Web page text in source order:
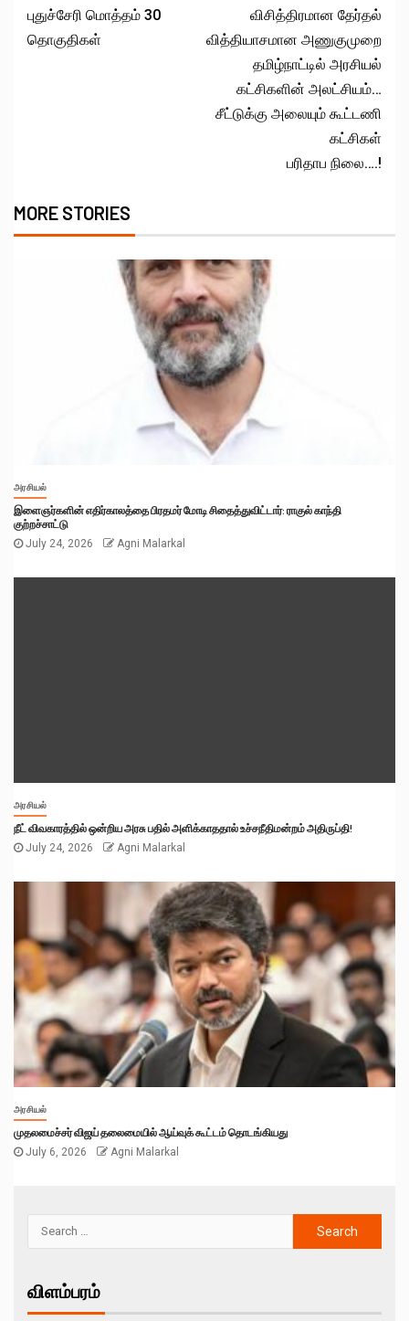
புதுச்சேரி மொத்தம் 30
தொகுதிகள்
விசித்திரமான தேர்தல்
வித்தியாசமான அணுகுமுறை
தமிழ்நாட்டில் அரசியல்
கட்சிகளின் அலட்சியம்…
சீட்டுக்கு அலையும் கூட்டணி
கட்சிகள்
பரிதாப நிலை….!
MORE STORIES
அரசியல்
இளைஞர்களின் எதிர்காலத்தை பிரதமர் மோடி சிதைத்துவிட்டார்: ராகுல் காந்தி
குற்றச்சாட்டு
July 24, 2026
Agni Malarkal
அரசியல்
நீட் விவகாரத்தில் ஒன்றிய அரசு பதில் அளிக்காததால் உச்சநீதிமன்றம் அதிருப்தி!
July 24, 2026
Agni Malarkal
அரசியல்
முதலமைச்சர் விஜய் தலைமையில் ஆய்வுக் கூட்டம் தொடங்கியது
July 6, 2026
Agni Malarkal
விளம்பரம்